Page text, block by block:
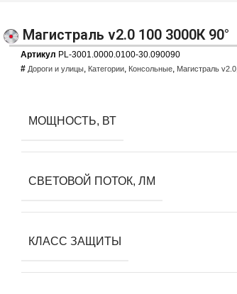
Магистраль v2.0 100 3000К 90°
Артикул PL-3001.0000.0100-30.090090
# Дороги и улицы Категории Консольные Магистраль v2.0
МОЩНОСТЬ, ВТ
СВЕТОВОЙ ПОТОК, ЛМ
КЛАСС ЗАЩИТЫ